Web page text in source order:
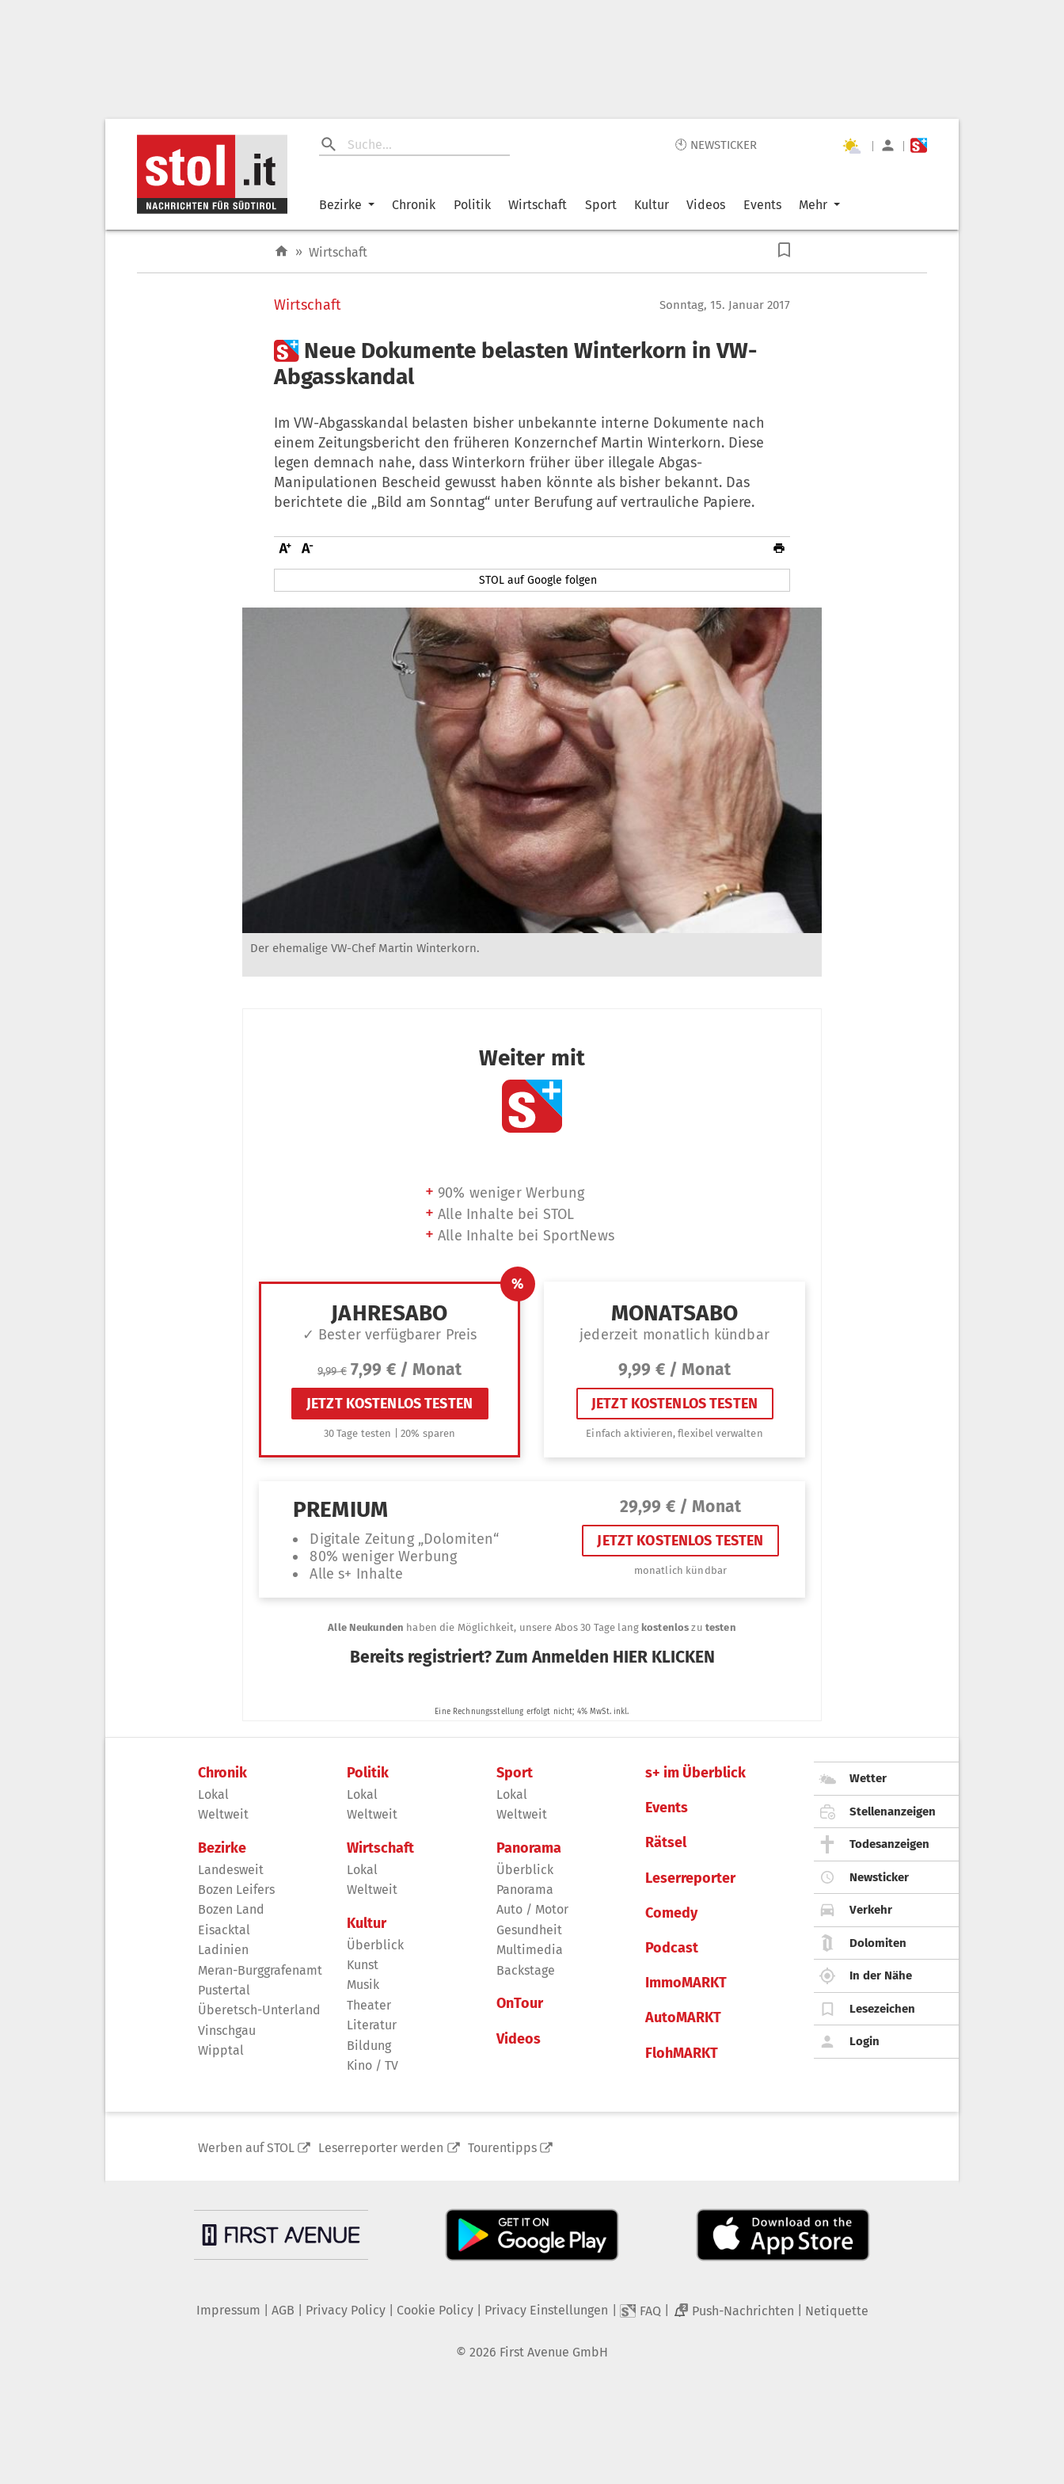
🕙 NEWSTICKER | |
Bezirke Chronik Politik Wirtschaft Sport Kultur Videos Events Mehr
» Wirtschaft
Wirtschaft Sonntag, 15. Januar 2017
 Neue Dokumente belasten Winterkorn in VW-
Abgasskandal
Im VW-Abgasskandal belasten bisher unbekannte interne Dokumente nach
einem Zeitungsbericht den früheren Konzernchef Martin Winterkorn. Diese
legen demnach nahe, dass Winterkorn früher über illegale Abgas-
Manipulationen Bescheid gewusst haben könnte als bisher bekannt. Das
berichtete die „Bild am Sonntag“ unter Berufung auf vertrauliche Papiere.
STOL auf Google folgen
Der ehemalige VW-Chef Martin Winterkorn.
Chronik
Lokal
Weltweit
Bezirke
Landesweit
Bozen Leifers
Bozen Land
Eisacktal
Ladinien
Meran-Burggrafenamt
Pustertal
Überetsch-Unterland
Vinschgau
Wipptal
Politik
Lokal
Weltweit
Wirtschaft
Lokal
Weltweit
Kultur
Überblick
Kunst
Musik
Theater
Literatur
Bildung
Kino / TV
Sport
Lokal
Weltweit
Panorama
Überblick
Panorama
Auto / Motor
Gesundheit
Multimedia
Backstage
OnTour
Videos
s+ im Überblick
Events
Rätsel
Leserreporter
Comedy
Podcast
ImmoMARKT
AutoMARKT
FlohMARKT
Wetter
Stellenanzeigen
Todesanzeigen
Newsticker
Verkehr
Dolomiten
In der Nähe
Lesezeichen
Login
Werben auf STOL Leserreporter werden Tourentipps
Impressum AGB Privacy Policy| Cookie Policy| Privacy Einstellungen FAQ 2 Push-Nachrichten Netiquette
© 2026 First Avenue GmbH